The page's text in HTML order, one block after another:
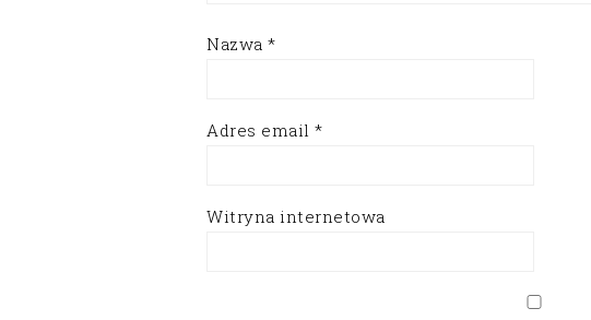
Nazwa *
Adres email *
Witryna internetowa